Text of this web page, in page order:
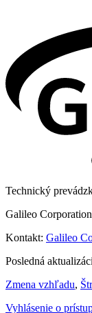
Technický
Galileo
Kontakt: Galileo
Posledná
Zmena vzhľadu,
Vyhlásenie o